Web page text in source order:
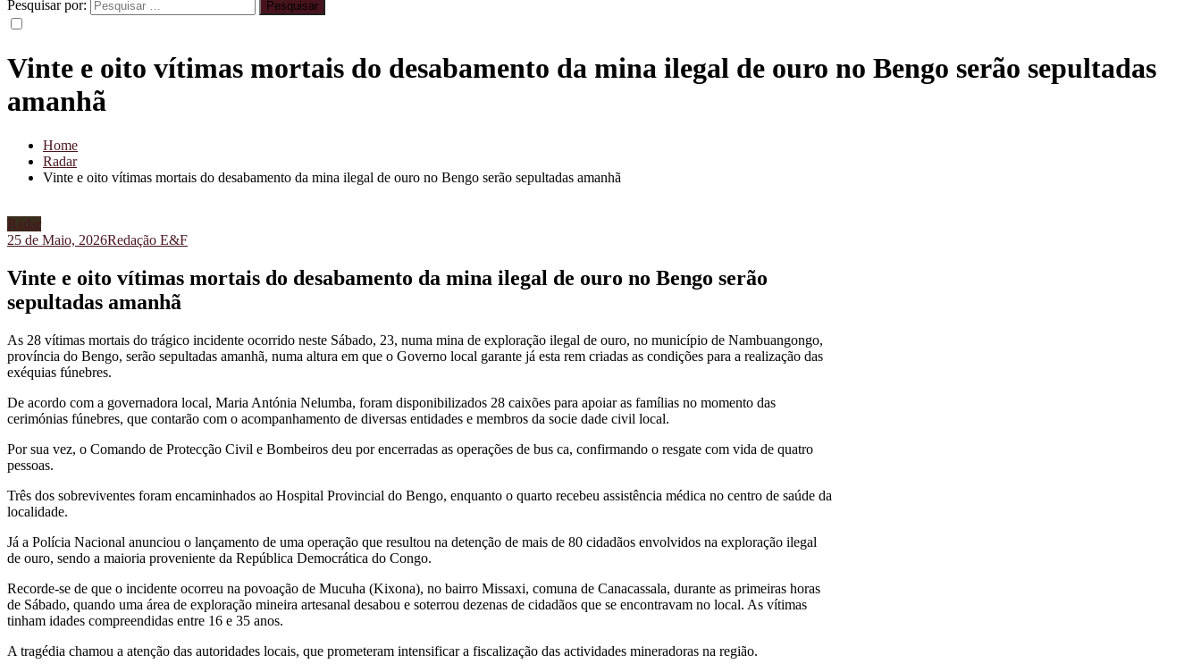
Pesquisar por:
Vinte e oito vítimas mortais do desabamento da mina ilegal de ouro no Bengo serão sepultadas
amanhã
Home
Radar
Vinte e oito vítimas mortais do desabamento da mina ilegal de ouro no Bengo serão sepultadas amanhã
Radar
25 de Maio, 2026Redação E&F
Vinte e oito vítimas mortais do desabamento da mina ilegal de ouro no Bengo serão
sepultadas amanhã
As 28 vítimas mortais do trágico incidente ocorrido neste Sábado, 23, numa mina de exploração ilegal de ouro, no município de Nambuangongo,
província do Bengo, serão sepultadas amanhã, numa altura em que o Governo local garante já esta rem criadas as condições para a realização das
exéquias fúnebres.
De acordo com a governadora local, Maria Antónia Nelumba, foram disponibilizados 28 caixões para apoiar as famílias no momento das
cerimónias fúnebres, que contarão com o acompanhamento de diversas entidades e membros da socie dade civil local.
Por sua vez, o Comando de Protecção Civil e Bombeiros deu por encerradas as operações de bus ca, confirmando o resgate com vida de quatro
pessoas.
Três dos sobreviventes foram encaminhados ao Hospital Provincial do Bengo, enquanto o quarto recebeu assistência médica no centro de saúde da
localidade.
Já a Polícia Nacional anunciou o lançamento de uma operação que resultou na detenção de mais de 80 cidadãos envolvidos na exploração ilegal
de ouro, sendo a maioria proveniente da República Democrática do Congo.
Recorde-se de que o incidente ocorreu na povoação de Mucuha (Kixona), no bairro Missaxi, comuna de Canacassala, durante as primeiras horas
de Sábado, quando uma área de exploração mineira artesanal desabou e soterrou dezenas de cidadãos que se encontravam no local. As vítimas
tinham idades compreendidas entre 16 e 35 anos.
A tragédia chamou a atenção das autoridades locais, que prometeram intensificar a fiscalização das actividades mineradoras na região.